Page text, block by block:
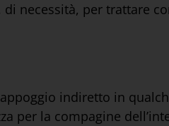
necessità, per trattare
indiretto in
la compagine